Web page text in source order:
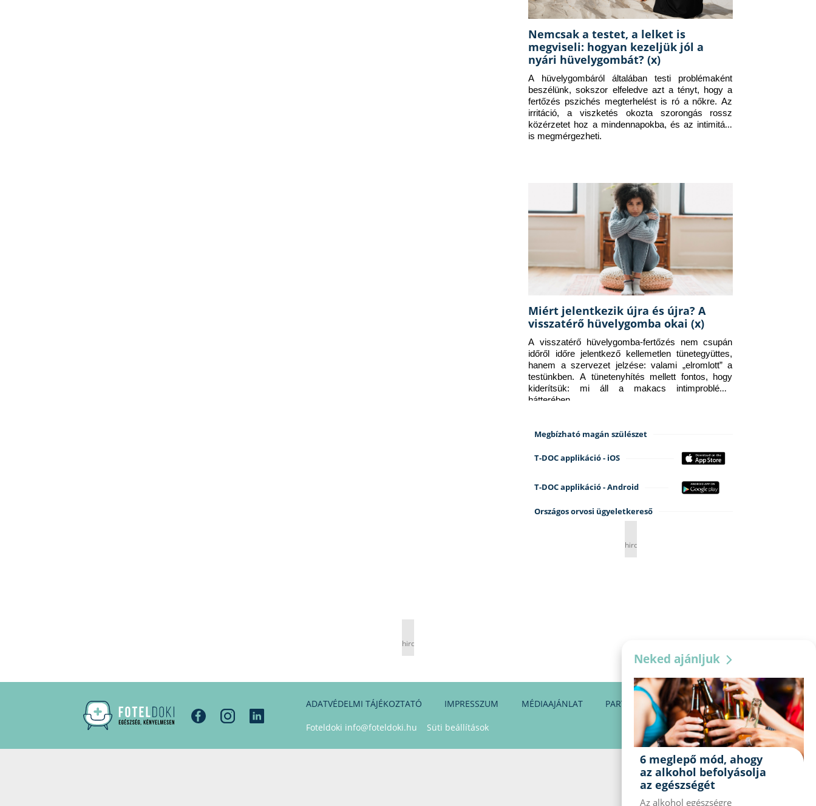
Nemcsak a testet, a lelket is
megviseli: hogyan kezeljük jól a
nyári hüvelygombát? (x)
A hüvelygombáról általában testi problémaként
beszélünk, sokszor elfeledve azt a tényt, hogy a
fertőzés pszichés megterhelést is ró a nőkre. Az
irritáció, a viszketés okozta szorongás rossz
közérzetet hoz a mindennapokba, és az intimitást
is megmérgezheti.
Miért jelentkezik újra és újra? A
visszatérő hüvelygomba okai (x)
A visszatérő hüvelygomba-fertőzés nem csupán
időről időre jelentkező kellemetlen tünetegyüttes,
hanem a szervezet jelzése: valami „elromlott” a
testünkben. A tünetenyhítés mellett fontos, hogy
kiderítsük: mi áll a makacs intimprobléma
hátterében.
Megbízható magán szülészet
T-DOC applikáció - iOS
T-DOC applikáció - Android
Országos orvosi ügyeletkereső
hirdetés
hirdetés
ADATVÉDELMI TÁJÉKOZTATÓ IMPRESSZUM MÉDIAAJÁNLAT PARTNEREINK KAPCSOLAT
Foteldoki info@foteldoki.hu Süti beállítások
Neked ajánljuk
6 meglepő mód, ahogy
az alkohol befolyásolja
az egészségét
Az alkohol egészségre